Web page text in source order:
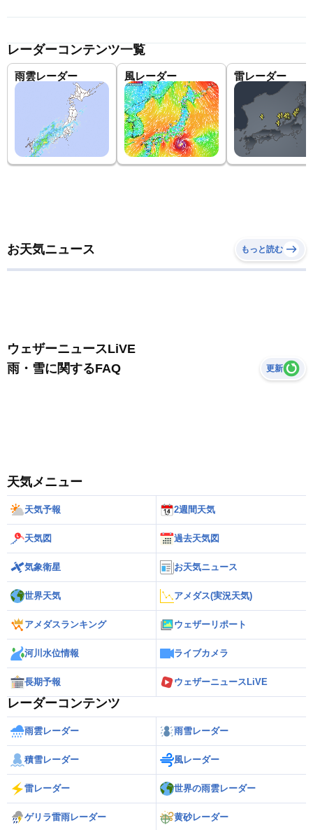
レーダーコンテンツ一覧
雨雲レーダー 風レーダー 雷レーダー
お天気ニュース もっと読む
ウェザーニュースLiVE
雨・雪に関するFAQ
更新
天気メニュー
天気予報 2週間天気
天気図 過去天気図
気象衛星 お天気ニュース
世界天気 アメダス(実況天気)
アメダスランキング ウェザーリポート
河川水位情報 ライブカメラ
長期予報 ウェザーニュースLiVE
レーダーコンテンツ
雨雲レーダー 雨雪レーダー
積雪レーダー 風レーダー
雷レーダー 世界の雨雲レーダー
ゲリラ雷雨レーダー 黄砂レーダー